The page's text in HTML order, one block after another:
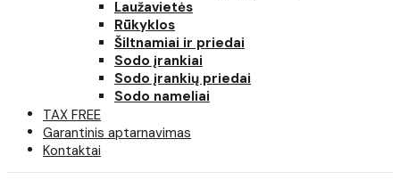
Laužavietės
Rūkyklos
Šiltnamiai ir priedai
Sodo įrankiai
Sodo įrankių priedai
Sodo nameliai
TAX FREE
Garantinis aptarnavimas
Kontaktai